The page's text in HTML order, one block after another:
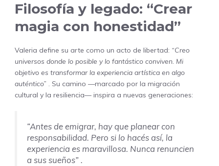
Filosofía y legado: “Crear
magia con honestidad”
Valeria define su arte como un acto de libertad: “Creo
universos donde lo posible y lo fantástico conviven. Mi
objetivo es transformar la experiencia artística en algo
auténtico” . Su camino —marcado por la migración
cultural y la resiliencia— inspira a nuevas generaciones:
“Antes de emigrar, hay que planear con
responsabilidad. Pero si lo hacés así, la
experiencia es maravillosa. Nunca renuncien
a sus sueños”.